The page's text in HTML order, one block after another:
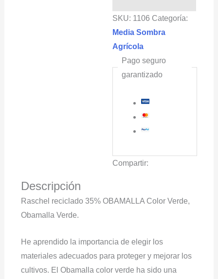
cantidad
SKU: 1106 Categoría:
Media Sombra
Agrícola
Pago seguro
garantizado
Compartir:
Descripción
Raschel reciclado 35% OBAMALLA Color Verde,
Obamalla Verde.
He aprendido la importancia de elegir los
materiales adecuados para proteger y mejorar los
cultivos. El Obamalla color verde ha sido una